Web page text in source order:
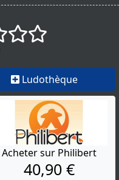
() ()
()
Ludothèque
Acheter sur Philibert
40,90 €